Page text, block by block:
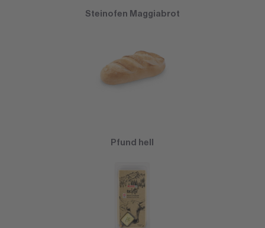
Steinofen Maggiabrot
Pfund hell